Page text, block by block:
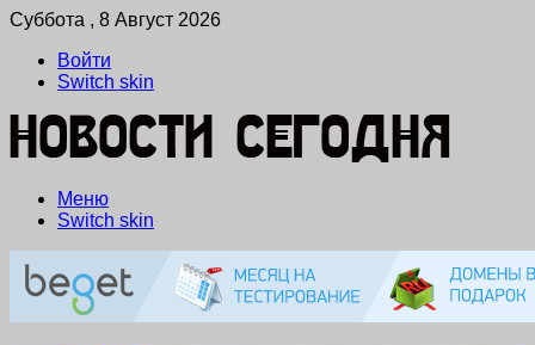
Суббота , 8 Август 2026
Войти
Switch skin
Меню
Switch skin